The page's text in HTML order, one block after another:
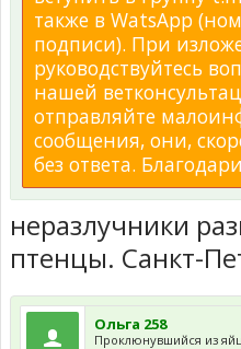
также в WatsApp
подписи). При
руководствуйтесь
нашей
отправляйте
сообщения, они,
без ответа.
неразлучники
птенцы. Санкт-
Ольга 258
Проклюнувшийся из